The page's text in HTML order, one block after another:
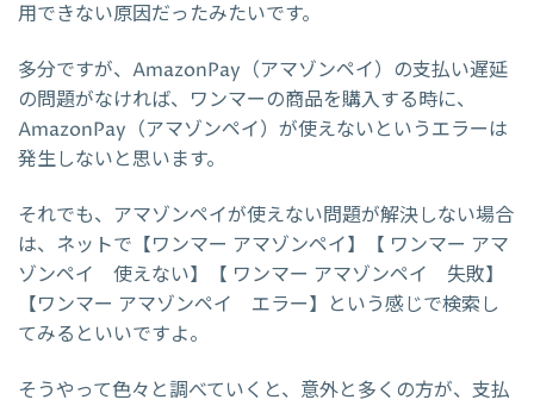
用できない原因だったみたいです。
多分ですが、AmazonPay（アマゾンペイ）の支払い遅延
の問題がなければ、ワンマーの商品を購入する時に、
AmazonPay（アマゾンペイ）が使えないというエラーは
発生しないと思います。
それでも、アマゾンペイが使えない問題が解決しない場合
は、ネットで【ワンマー アマゾンペイ】【 ワンマー アマ
ゾンペイ 使えない】【 ワンマー アマゾンペイ 失敗】
【ワンマー アマゾンペイ エラー】という感じで検索し
てみるといいですよ。
そうやって色々と調べていくと、意外と多くの方が、支払